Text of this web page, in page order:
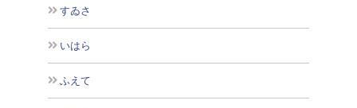
すゐさ
いはら
ふえて